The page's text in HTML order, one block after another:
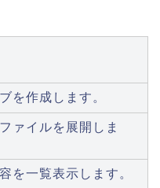
を作成します。
ァイルを展開しま
を一覧表示します。